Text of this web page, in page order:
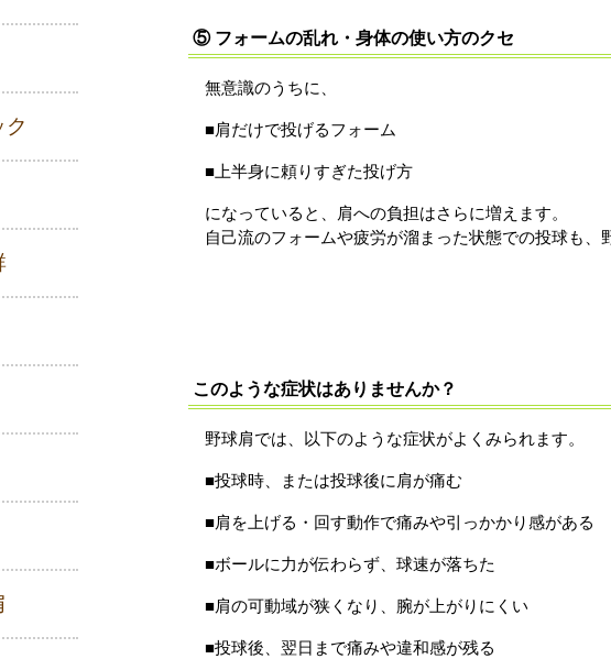
⑤ フォームの乱れ・身体の使い方のクセ
無意識のうちに、
■肩だけで投げるフォーム
■上半身に頼りすぎた投げ方
になっていると、肩への負担はさらに増えます。
自己流のフォームや疲労が溜まった状態での投球も、
このような症状はありませんか？
野球肩では、以下のような症状がよくみられます。
■投球時、または投球後に肩が痛む
■肩を上げる・回す動作で痛みや引っかかり感がある
■ボールに力が伝わらず、球速が落ちた
■肩の可動域が狭くなり、腕が上がりにくい
■投球後、翌日まで痛みや違和感が残る
ク